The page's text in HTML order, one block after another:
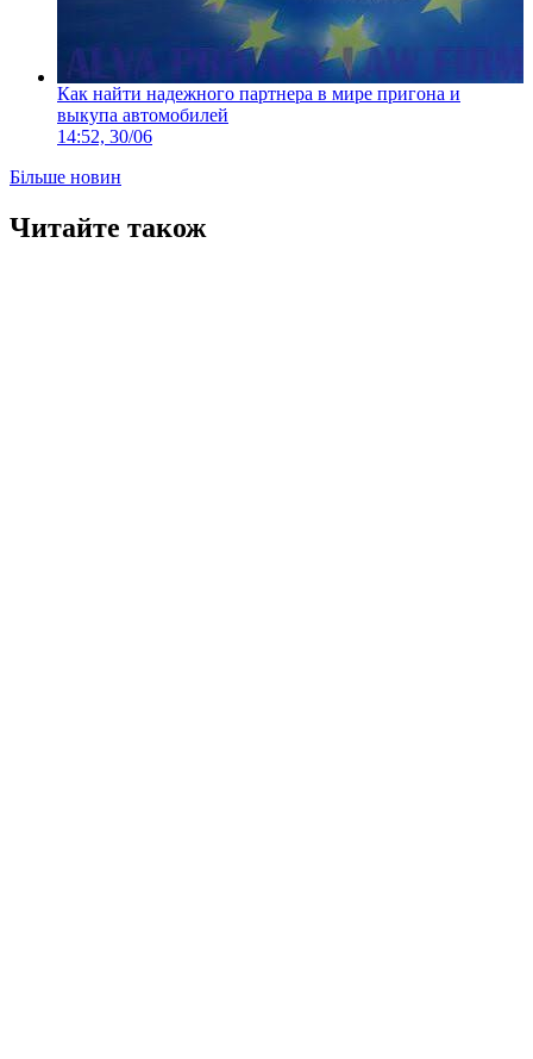
Как найти надежного партнера в мире пригона и
выкупа автомобилей
14:52, 30/06
Більше новин
Читайте також